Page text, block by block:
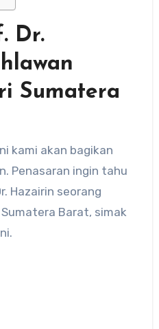
Dr.
Sumatera
Penasaran ingin tahu
Hazairin seorang
Barat, simak